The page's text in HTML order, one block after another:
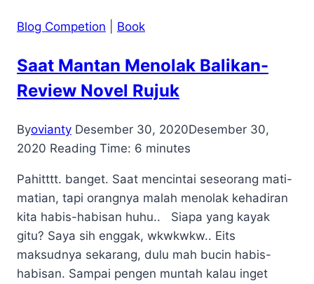
Blog Competion Book
Saat Mantan Menolak Balikan-
Review Novel Rujuk
Byovianty Desember 30, 2020Desember 30,
2020 Reading Time: 6 minutes
Pahitttt. banget. Saat mencintai seseorang mati-
matian, tapi orangnya malah menolak kehadiran
kita habis-habisan huhu.. Siapa yang kayak
gitu? Saya sih enggak, wkwkwkw.. Eits
maksudnya sekarang, dulu mah bucin habis-
habisan. Sampai pengen muntah kalau inget